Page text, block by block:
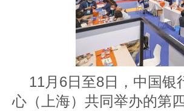
11月6日至8日，中国银
心（上海）共同举办的第